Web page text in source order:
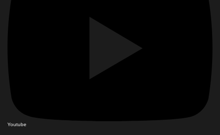
Youtube